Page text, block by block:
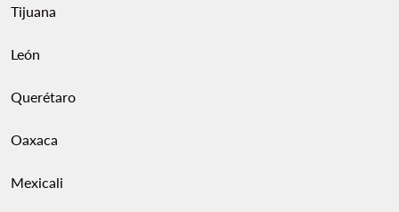
Tijuana
León
Querétaro
Oaxaca
Mexicali